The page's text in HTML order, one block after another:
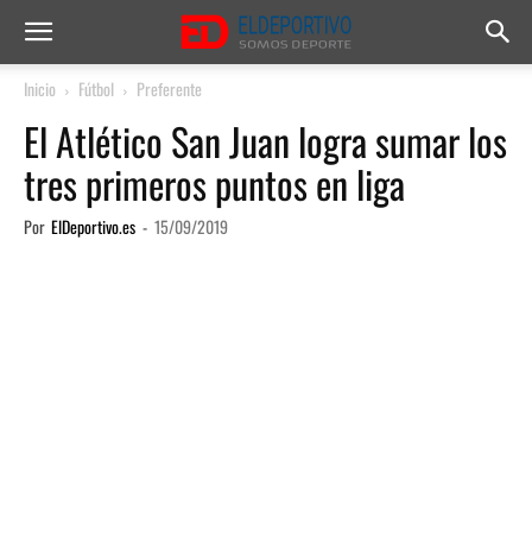
Inicio Fútbol Preferente
El Atlético San Juan logra sumar los
tres primeros puntos en liga
Por ElDeportivo.es - 15/09/2019